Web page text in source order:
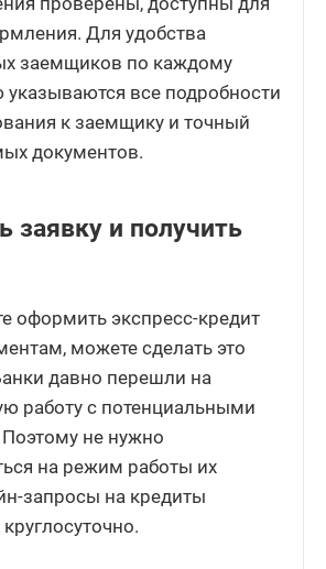
Для удобства
заемщиков по каждому
все подробности
к заемщику и точный
документов.
заявку и получить
оформить экспресс-кредит
можете сделать это
давно перешли на
работу с потенциальными
не нужно
на режим работы их
запросы на кредиты